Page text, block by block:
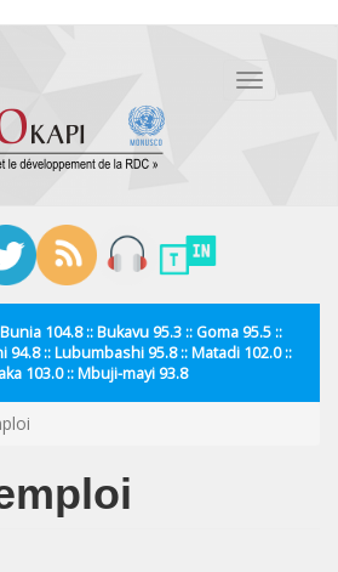
Toggle
104.8 :: Bukavu 95.3 :: Goma 95.5 ::
94.8 :: Lubumbashi 95.8 :: Matadi 102.0 ::
103.0 :: Mbuji-mayi 93.8